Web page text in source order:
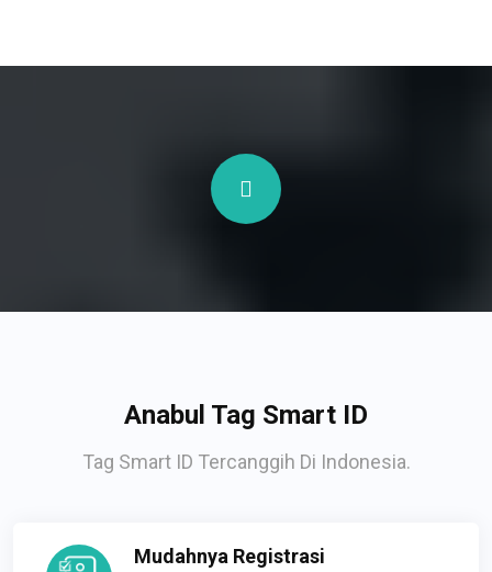
Anabul Tag Smart ID
Tag Smart ID Tercanggih Di Indonesia.
Mudahnya Registrasi